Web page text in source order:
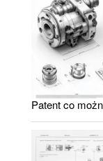
Patent co